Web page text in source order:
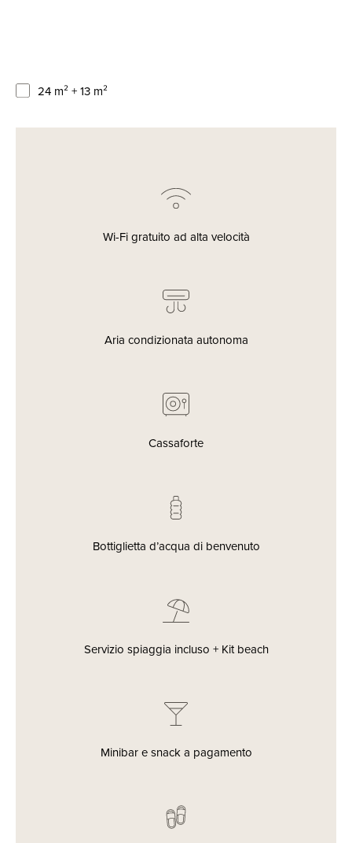
24 m² + 13 m²
Wi-Fi gratuito ad alta velocità
Aria condizionata autonoma
Cassaforte
Bottiglietta d’acqua di benvenuto
Servizio spiaggia incluso + Kit beach
Minibar e snack a pagamento